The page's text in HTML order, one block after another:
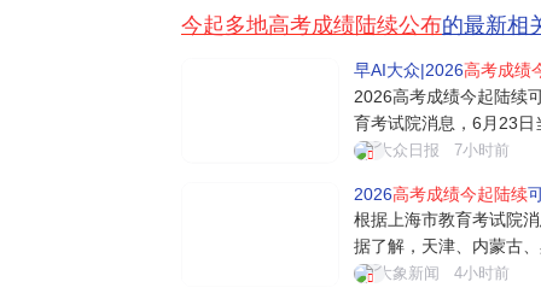
今起多地高考成绩陆续公布的最新相
早AI大众|2026高考成绩
2026高考成绩今起陆续
育考试院消息，6月23
津、内蒙古、黑龙江等
地已陆续公布志愿填报
大众日报 7小时前
2026高考成绩今起陆续
根据上海市教育考试院
据了解，天津、内蒙古
4日左右开通查询，吉林
大象新闻 4小时前